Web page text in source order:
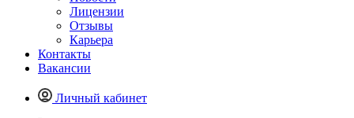
Лицензии
Отзывы
Карьера
Контакты
Вакансии
Личный кабинет